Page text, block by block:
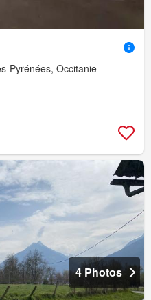
Pyrénées, Occitanie
4 Photos